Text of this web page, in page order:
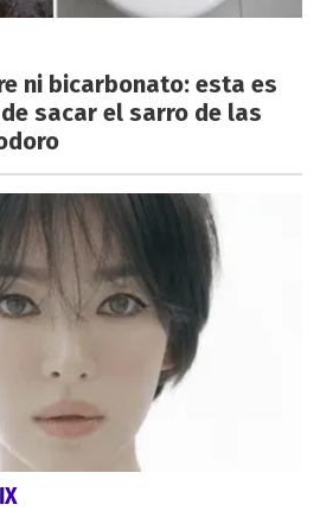
ni bicarbonato: esta es
de sacar el sarro de las